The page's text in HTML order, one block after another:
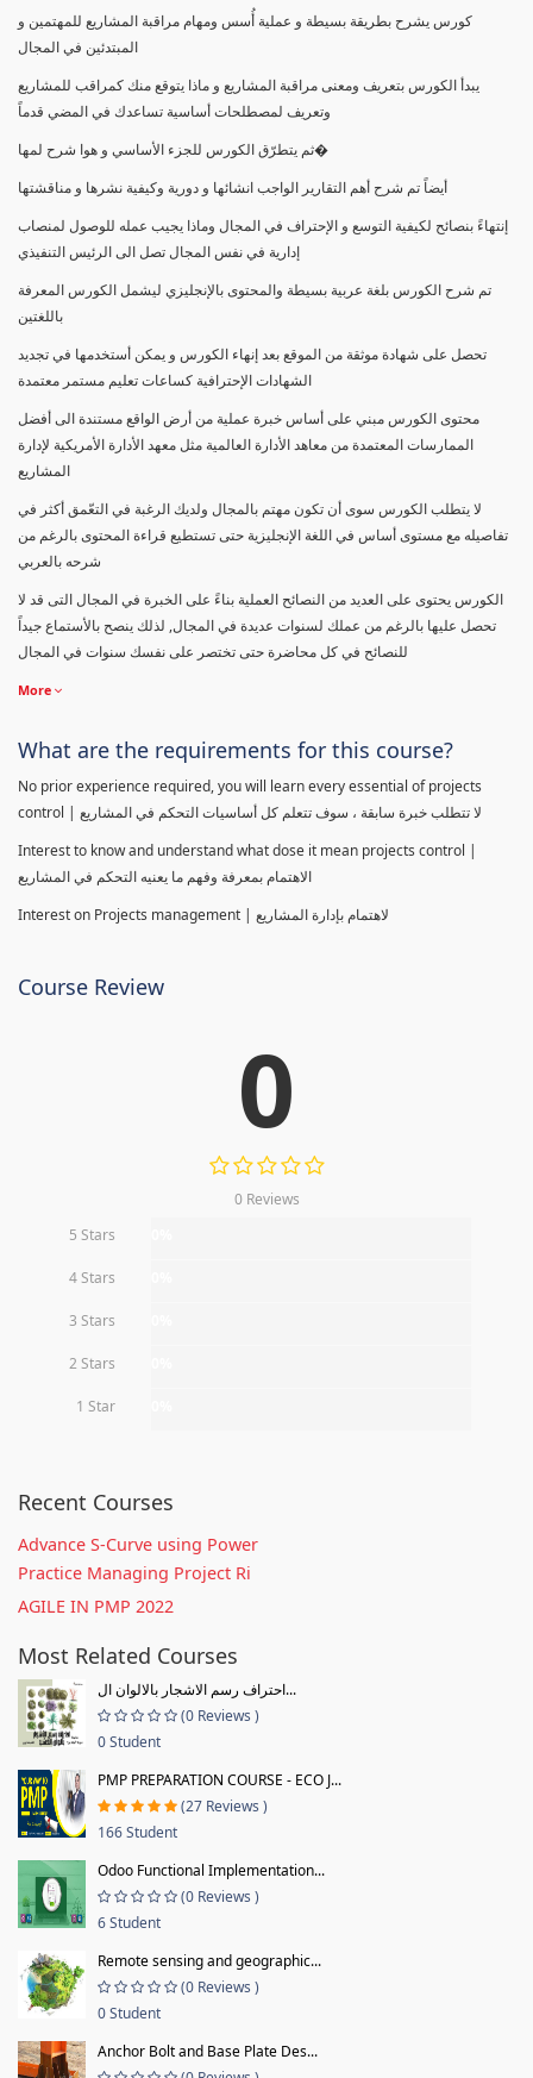
كورس يشرح بطريقة بسيطة و عملية أُسس ومهام مراقبة المشاريع للمهتمين و
المبتدئين في المجال
يبدأ الكورس بتعريف ومعنى مراقبة المشاريع و ماذا يتوقع منك كمراقب للمشاريع
وتعريف لمصطلحات أساسية تساعدك في المضي قدماً
ثم يتطرّق الكورس للجزء الأساسي و هوا شرح لمها�
أيضاً تم شرح أهم التقارير الواجب انشائها و دورية وكيفية نشرها و مناقشتها
إنتهاءً بنصائح لكيفية التوسع و الإحتراف في المجال وماذا يجيب عمله للوصول لمنصاب
إدارية في نفس المجال تصل الى الرئيس التنفيذي
تم شرح الكورس بلغة عربية بسيطة والمحتوى بالإنجليزي ليشمل الكورس المعرفة
باللغتين
تحصل على شهادة موثقة من الموقع بعد إنهاء الكورس و يمكن أستخدمها في تجديد
الشهادات الإحترافية كساعات تعليم مستمر معتمدة
محتوى الكورس مبني على أساس خبرة عملية من أرض الواقع مستندة الى أفضل
الممارسات المعتمدة من معاهد الأدارة العالمية مثل معهد الأدارة الأمريكية لإدارة
المشاريع
لا يتطلب الكورس سوى أن تكون مهتم بالمجال ولديك الرغبة في التعّمق أكثر في
تفاصيله مع مستوى أساس في اللغة الإنجليزية حتى تستطيع قراءة المحتوى بالرغم من
شرحه بالعربي
الكورس يحتوى على العديد من النصائح العملية بناءً على الخبرة في المجال التى قد لا
تحصل عليها بالرغم من عملك لسنوات عديدة في المجال, لذلك ينصح بالأستماع جيداً
للنصائح في كل محاضرة حتى تختصر على نفسك سنوات في المجال
More
What are the requirements for this course?
No prior experience required, you will learn every essential of projects
control | لا تتطلب خبرة سابقة ، سوف تتعلم كل أساسيات التحكم في المشاريع
Interest to know and understand what dose it mean projects control |
الاهتمام بمعرفة وفهم ما يعنيه التحكم في المشاريع
Interest on Projects management | لاهتمام بإدارة المشاريع
Course Review
0
0 Reviews
5 Stars
4 Stars
3 Stars
2 Stars
1 Star
Recent Courses
Advance S-Curve using Power
Practice Managing Project Ri
AGILE IN PMP 2022
Most Related Courses
احتراف رسم الاشجار بالالوان ال...
(0 Reviews )
0 Student
PMP PREPARATION COURSE - ECO J...
(27 Reviews )
166 Student
Odoo Functional Implementation...
(0 Reviews )
6 Student
Remote sensing and geographic...
(0 Reviews )
0 Student
Anchor Bolt and Base Plate Des...